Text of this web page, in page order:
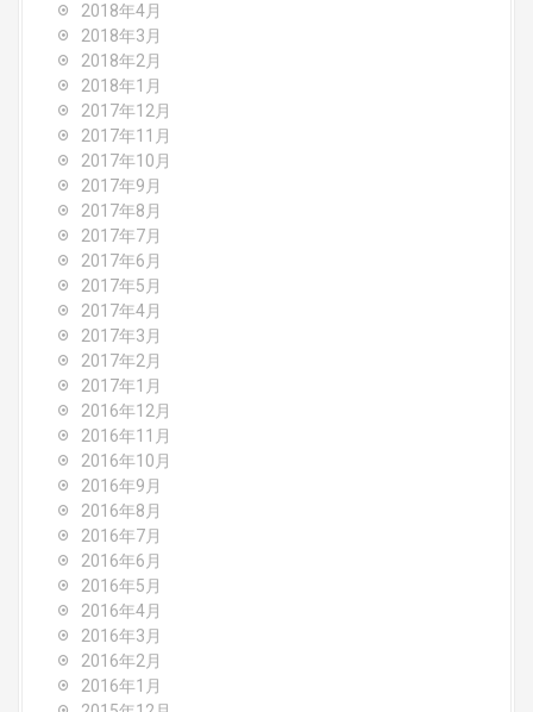
2018年4月
2018年3月
2018年2月
2018年1月
2017年12月
2017年11月
2017年10月
2017年9月
2017年8月
2017年7月
2017年6月
2017年5月
2017年4月
2017年3月
2017年2月
2017年1月
2016年12月
2016年11月
2016年10月
2016年9月
2016年8月
2016年7月
2016年6月
2016年5月
2016年4月
2016年3月
2016年2月
2016年1月